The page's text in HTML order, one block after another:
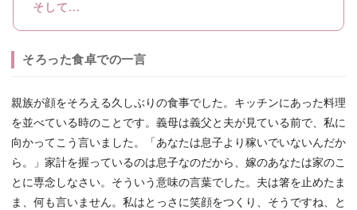
そして...
そろった食卓での一言
親族が顔をそろえる久しぶりの食事でした。キッチンにあった料理
を並べている時のことです。義母は義父と夫が見ている前で、私に
向かってこう言いました。「あなたは息子より稼いでいないんだか
ら。」家計を握っているのは息子なのだから、嫁のあなたは家のこ
とに専念しなさい。そういう意味の言葉でした。夫は箸を止めたま
ま、何も言いません。私はとっさに笑顔をつくり、そうですね、と